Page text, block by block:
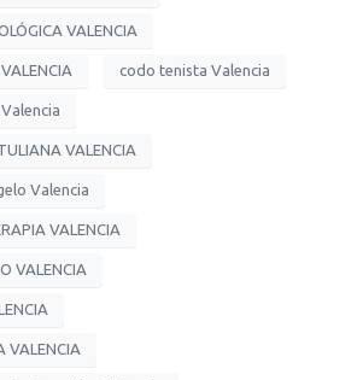
VALENCIA
codo tenista Valencia
VALENCIA
Valencia
VALENCIA
VALENCIA
VALENCIA